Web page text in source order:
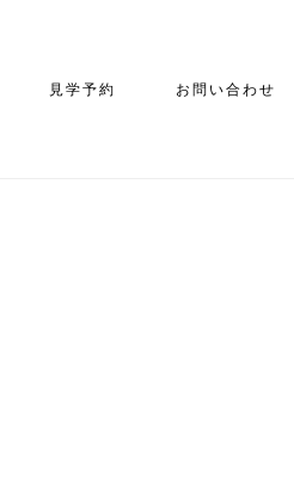
見学予約 お問い合わせ